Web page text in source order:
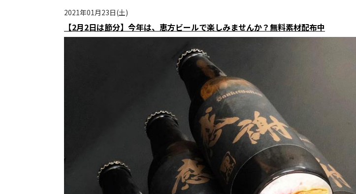
2021年01月23日(土)
【2月2日は節分】今年は、恵方ビールで楽しみませんか？無料素材配布中